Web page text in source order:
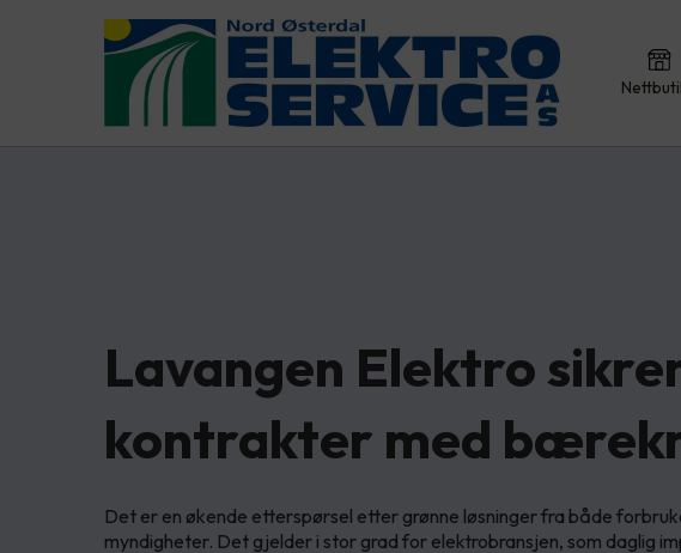
Lavangen Elektro
kontrakter med
Det er en økende etterspørsel etter grønne løsninger fra både
myndigheter. Det gjelder i stor grad for elektrobransjen, som daglig